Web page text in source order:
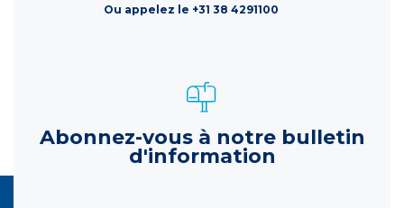
Ou appelez le +31 38 4291100
Abonnez-vous à notre bulletin
d'information